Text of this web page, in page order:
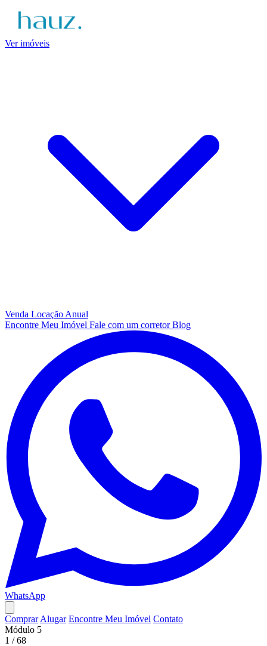
Ver imóveis
Venda Locação Anual
Encontre Meu Imóvel Fale com um corretorBlog
WhatsApp
Comprar Alugar Encontre Meu Imóvel Contato
Módulo 5
1 /68